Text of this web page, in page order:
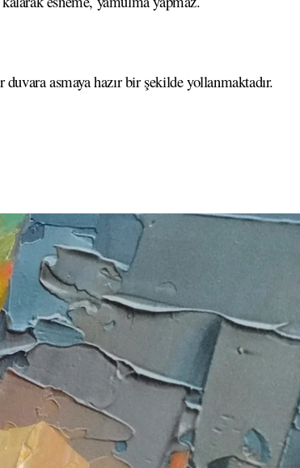
asmaya hazır bir şekilde yollanmaktadır.